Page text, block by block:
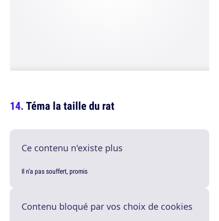
Téma la taille du rat
Ce contenu n'existe plus
Il n'a pas souffert, promis
Contenu bloqué par vos choix de cookies